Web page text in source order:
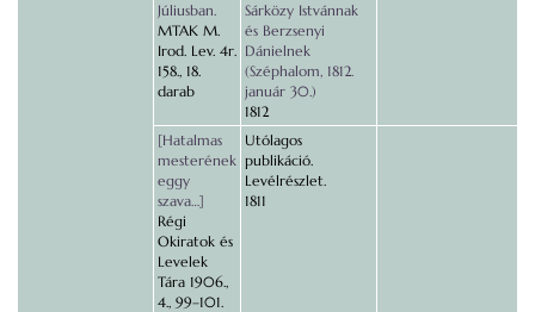
Júliusban.
MTAK M.
Irod. Lev. 4r.
158., 18.
darab
Sárközy Istvánnak
és Berzsenyi
Dánielnek
(Széphalom, 1812.
január 30.)
1812
[Hatalmas
mesterének
eggy
szava…]
Régi
Okiratok és
Levelek
Tára 1906.,
4., 99–101.
Utólagos
publikáció.
Levélrészlet.
1811